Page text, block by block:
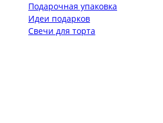
Подарочная упаковка
Идеи подарков
Свечи для торта